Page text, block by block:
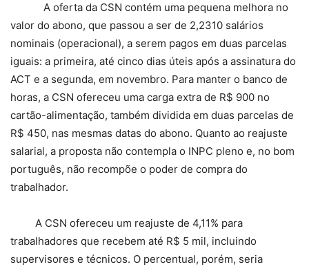
A oferta da CSN contém uma pequena melhora no
valor do abono, que passou a ser de 2,2310 salários
nominais (operacional), a serem pagos em duas parcelas
iguais: a primeira, até cinco dias úteis após a assinatura do
ACT e a segunda, em novembro. Para manter o banco de
horas, a CSN ofereceu uma carga extra de R$ 900 no
cartão-alimentação, também dividida em duas parcelas de
R$ 450, nas mesmas datas do abono. Quanto ao reajuste
salarial, a proposta não contempla o INPC pleno e, no bom
português, não recompõe o poder de compra do
trabalhador.
A CSN ofereceu um reajuste de 4,11% para
trabalhadores que recebem até R$ 5 mil, incluindo
supervisores e técnicos. O percentual, porém, seria